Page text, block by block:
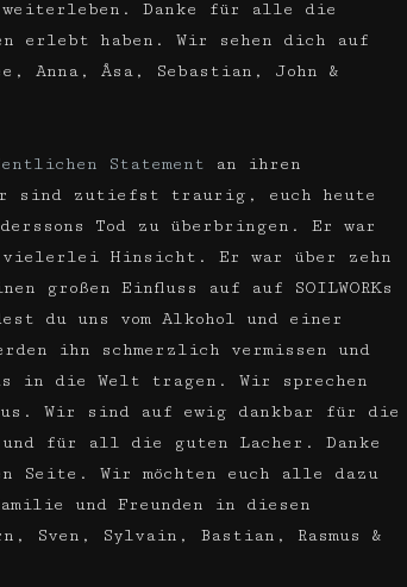
weiterleben. Danke für alle die
erlebt haben. Wir sehen dich auf
Anna, Åsa, Sebastian, John &
Statement an ihren
sind zutiefst traurig, euch heute
Tod zu überbringen. Er war
Hinsicht. Er war über zehn
großen Einfluss auf auf SOILWORKs
du uns vom Alkohol und einer
ihn schmerzlich vermissen und
in die Welt tragen. Wir sprechen
Wir sind auf ewig dankbar für die
für all die guten Lacher. Danke
Seite. Wir möchten euch alle dazu
und Freunden in diesen
Sven, Sylvain, Bastian, Rasmus &